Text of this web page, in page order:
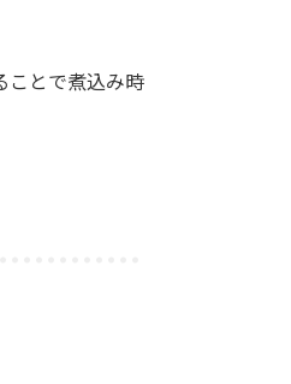
ことで煮込み時